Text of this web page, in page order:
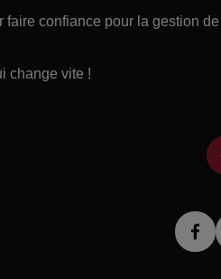
faire confiance pour la gestion
change vite !